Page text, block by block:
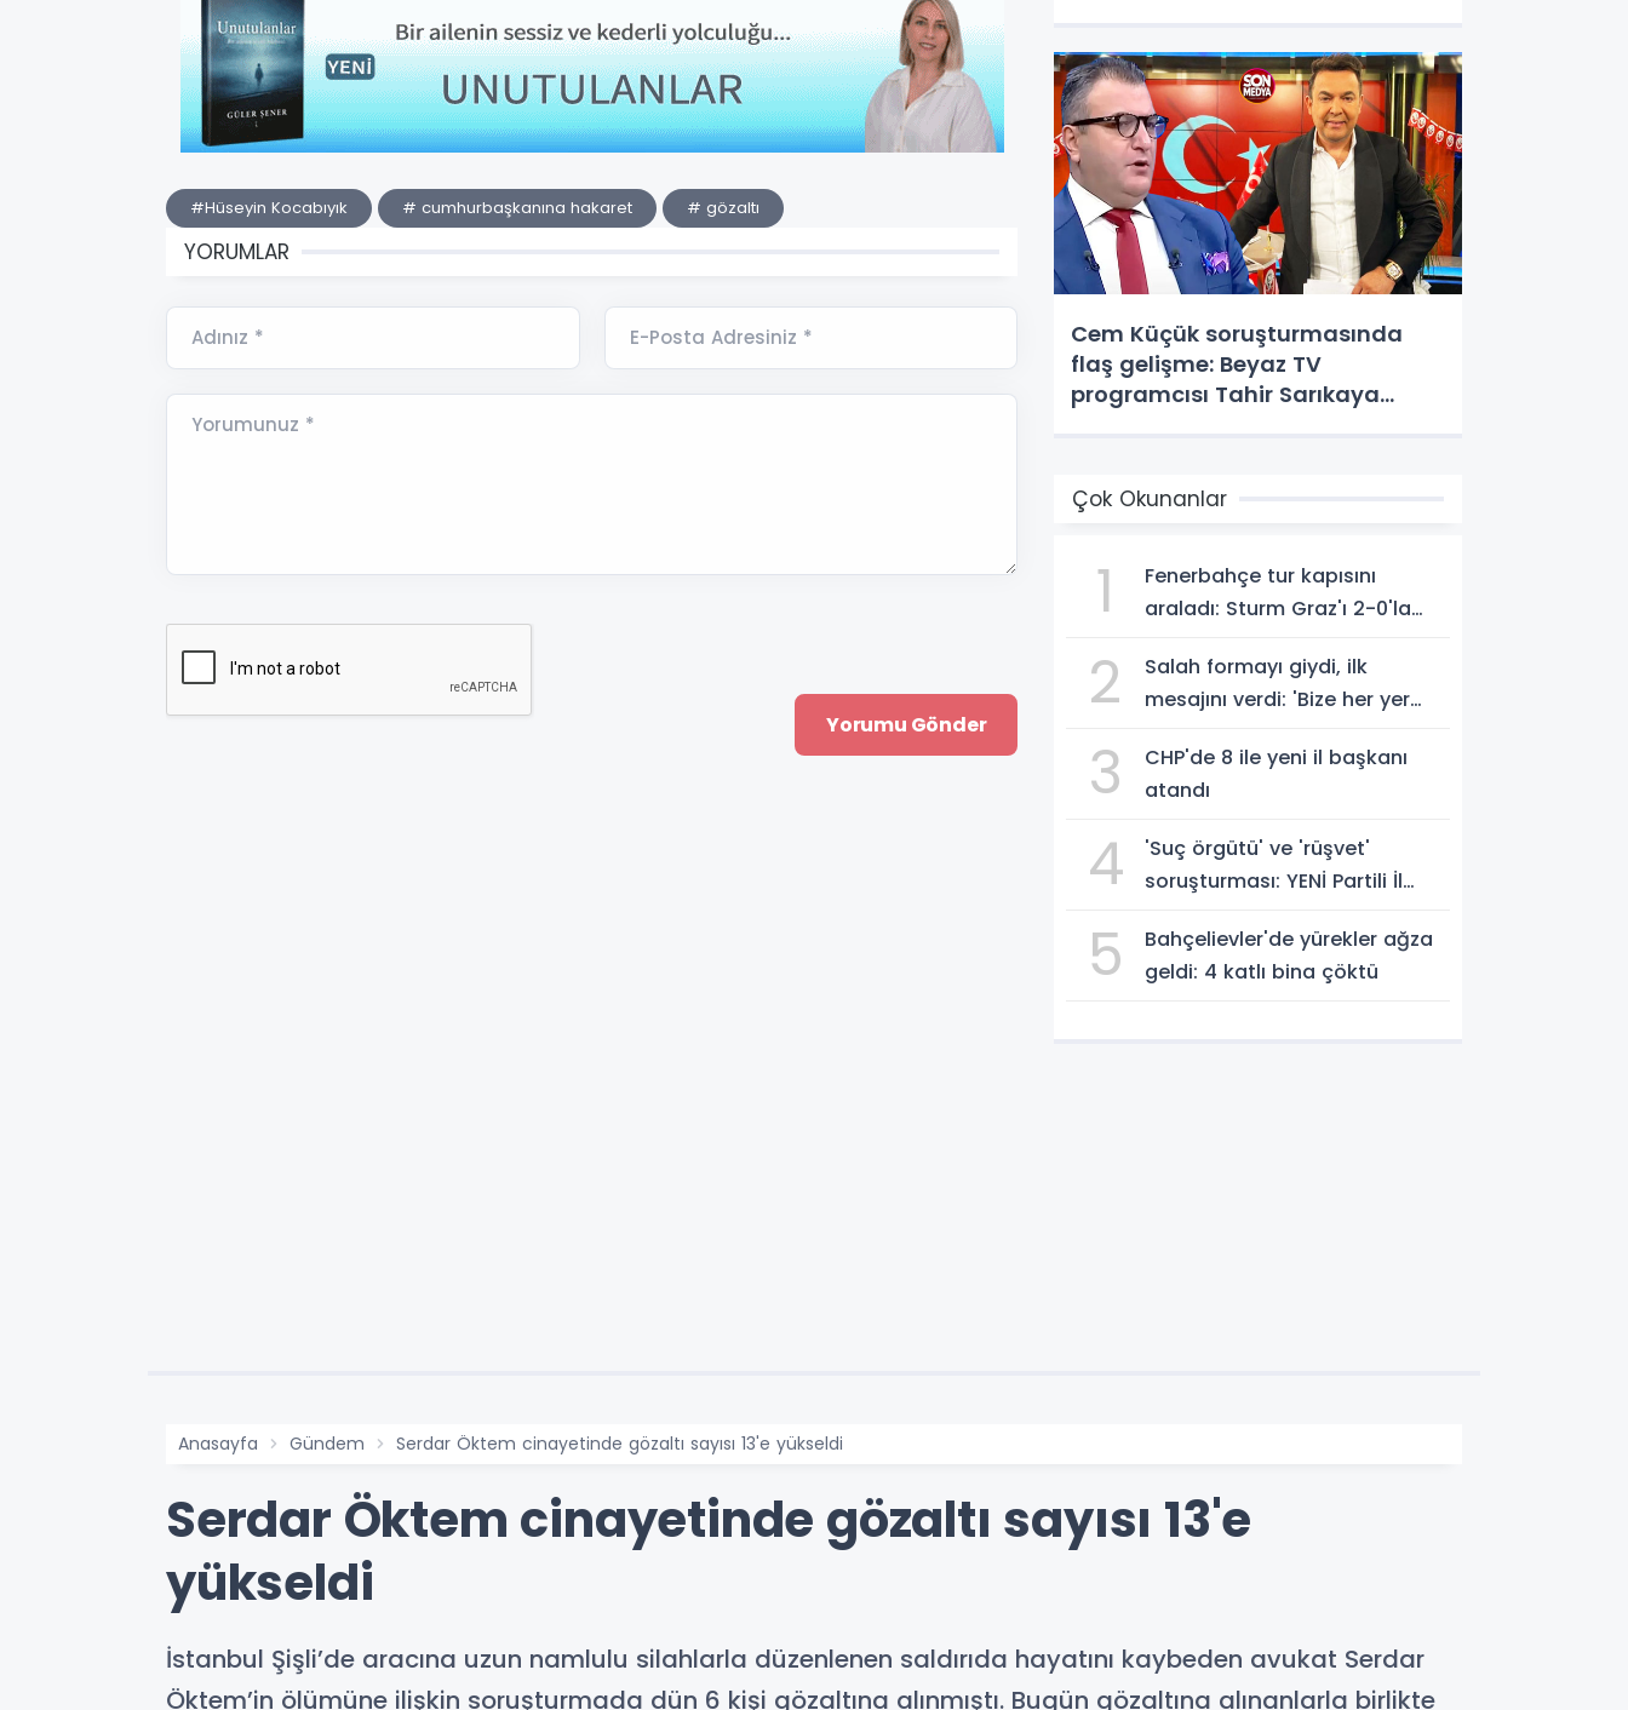
#Hüseyin Kocabıyık # cumhurbaşkanına hakaret # gözaltı
YORUMLAR
Adınız * E-Posta Adresiniz *
Yorumunuz *
Cem Küçük soruşturmasında
flaş gelişme: Beyaz TV
programcısı Tahir Sarıkaya
Çok Okunanlar
1
Fenerbahçe tur kapısını
araladı: Sturm Graz'ı 2-0'la
2
Salah formayı giydi, ilk
mesajını verdi: 'Bize her yer
3
CHP'de 8 ile yeni il başkanı
atandı
4
'Suç örgütü' ve 'rüşvet'
soruşturması: YENİ Partili İl
gözaltında
5
Bahçelievler'de yürekler ağza
geldi: 4 katlı bina çöktü
Anasayfa Gündem Serdar Öktem cinayetinde gözaltı sayısı 13'e yükseldi
Serdar Öktem cinayetinde gözaltı sayısı 13'e
yükseldi
İstanbul Şişli’de aracına uzun namlulu silahlarla düzenlenen saldırıda hayatını kaybeden avukat Serdar
Öktem’in ölümüne ilişkin soruşturmada dün 6 kişi gözaltına alınmıştı. Bugün gözaltına alınanlarla birlikte